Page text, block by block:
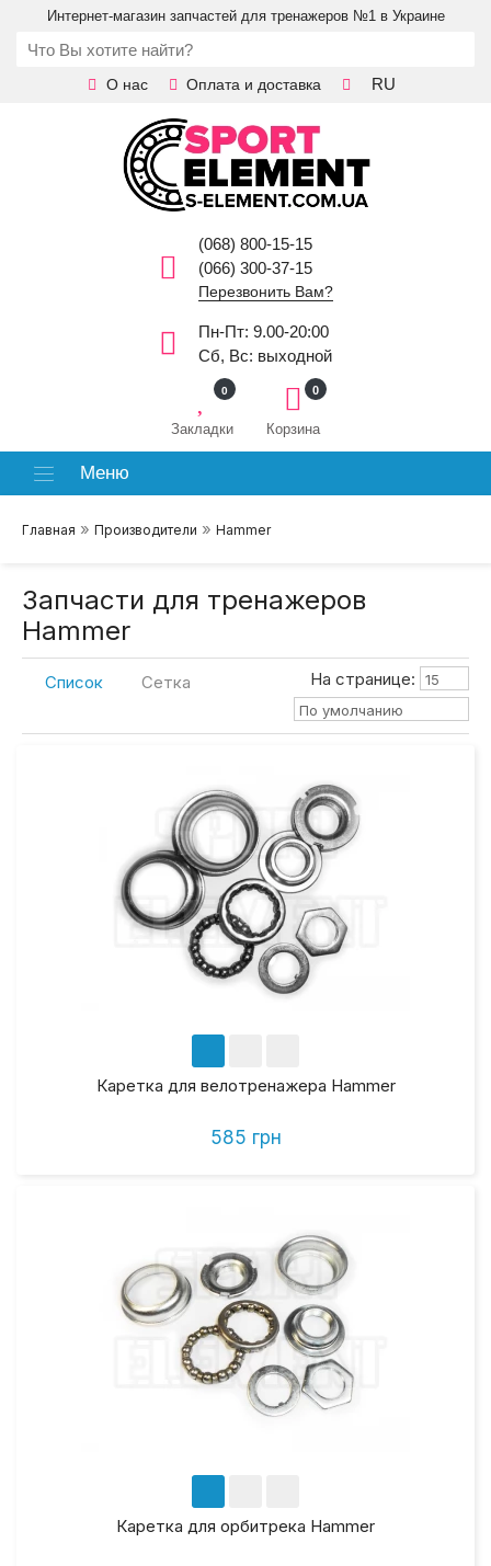
Интернет-магазин запчастей для тренажеров №1 в Украине
О нас Оплата и доставка RU
(068) 800-15-15
(066) 300-37-15
Перезвонить Вам?
Пн-Пт: 9.00-20:00
Сб, Вс: выходной
Закладки
0
Корзина
0
Меню
Главная » Производители » Hammer
Запчасти для тренажеров
Hammer
Список Сетка На странице:
15
По умолчанию
Каретка для велотренажера Hammer
585 грн
Каретка для орбитрека Hammer